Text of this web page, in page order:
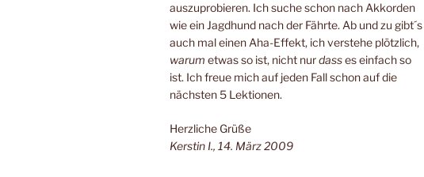
auszuprobieren. Ich suche schon nach Akkorden
wie ein Jagdhund nach der Fährte. Ab und zu gibt´s
auch mal einen Aha-Effekt, ich verstehe plötzlich,
warum etwas so ist, nicht nurdasses einfach so
ist. Ich freue mich auf jeden Fall schon auf die
nächsten 5 Lektionen.
Herzliche Grüße
Kerstin I., 14. März 2009